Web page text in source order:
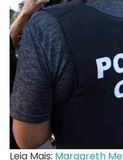
Leia Mais: Margareth